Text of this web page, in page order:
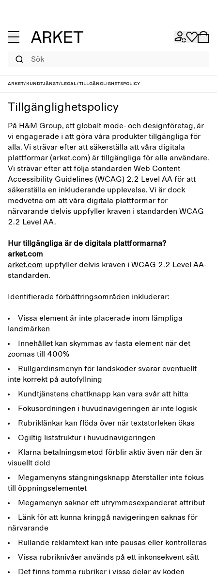
ARKET/Kundtjänst/Legal/Tillgänglighetspolicy
Tillgänglighetspolicy
På H&M Group, ett globalt mode- och designföretag, är
vi engagerade i att göra våra produkter tillgängliga för
alla. Vi strävar efter att säkerställa att våra digitala
plattformar (arket.com) är tillgängliga för alla användare.
Vi strävar efter att följa standarden Web Content
Accessibility Guidelines (WCAG) 2.2 Level AA för att
säkerställa en inkluderande upplevelse. Vi är dock
medvetna om att våra digitala plattformar för
närvarande delvis uppfyller kraven i standarden WCAG
2.2 Level AA.
Hur tillgängliga är de digitala plattformarna?
arket.com
arket.com uppfyller delvis kraven i WCAG 2.2 Level AA-
standarden.
Identifierade förbättringsområden inkluderar:
Vissa element är inte placerade inom lämpliga
landmärken
Innehållet kan skymmas av fasta element när det
zoomas till 400%
Rullgardinsmenyn för landskoder svarar eventuellt
inte korrekt på autofyllning
Kundtjänstens chattknapp kan vara svår att hitta
Fokusordningen i huvudnavigeringen är inte logisk
Rubriklänkar kan flöda över när textstorleken ökas
Ogiltig liststruktur i huvudnavigeringen
Klarna betalningsmetod förblir aktiv även när den är
visuellt dold
Megamenyns stängningsknapp återställer inte fokus
till öppningselementet
Megamenyn saknar ett utrymmesexpanderat attribut
Länk för att kunna kringgå navigeringen saknas för
närvarande
Rullande reklamtext kan inte pausas eller kontrolleras
Vissa rubriknivåer används på ett inkonsekvent sätt
Det finns tomma rubriker i vissa delar av koden